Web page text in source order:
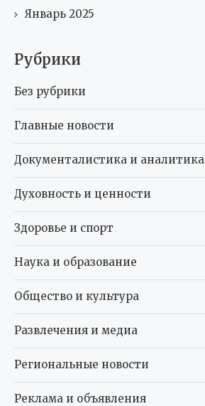
Январь 2025
Рубрики
Без рубрики
Главные новости
Документалистика и аналитика
Духовность и ценности
Здоровье и спорт
Наука и образование
Общество и культура
Развлечения и медиа
Региональные новости
Реклама и объявления